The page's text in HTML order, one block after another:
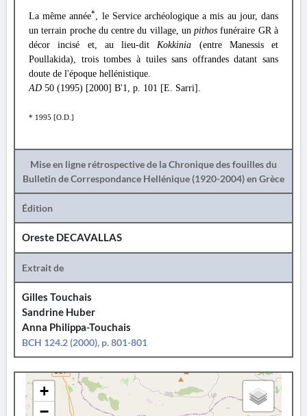
La même année*, le Service archéologique a mis au jour, dans
un terrain proche du centre du village, unpithosfunéraire GR à
décor incisé et, au lieu-ditKokkinia (entre Manessis et
Poullakida), trois tombes à tuiles sans offrandes datant sans
doute de l'époque hellénistique.
AD 50 (1995) [2000] Β'1, p. 101 [E. Sarri].
* 1995 [O.D.]
Mise en ligne rétrospective de la Chronique des fouilles du
Bulletin de Correspondance Hellénique (1920-2004) en Grèce
Édition
Oreste DECAVALLAS
Extrait de
Gilles Touchais
Sandrine Huber
Anna Philippa-Touchais
BCH 124.2 (2000), p. 801-801
+
−